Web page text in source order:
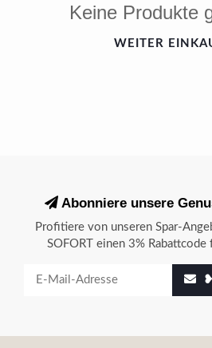
Keine Produkte
WEITER
Abonniere unsere
Profitiere von unseren Spar-
SOFORT einen 3%